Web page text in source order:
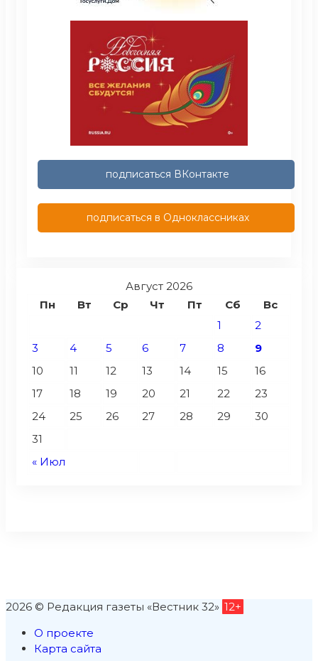
подписаться ВКонтакте
подписаться в Одноклассниках
Август 2026
Пн
Вт Ср Чт Пт Сб Вс
« Июл
1
2
3
4 5 6 7 8
9
10
11 12 13 14 15
16
17
18 19 20 21 22
23
24
25 26 27 28 29
30
31
2026 © Редакция газеты «Вестник 32» 12+
О проекте
Карта сайта